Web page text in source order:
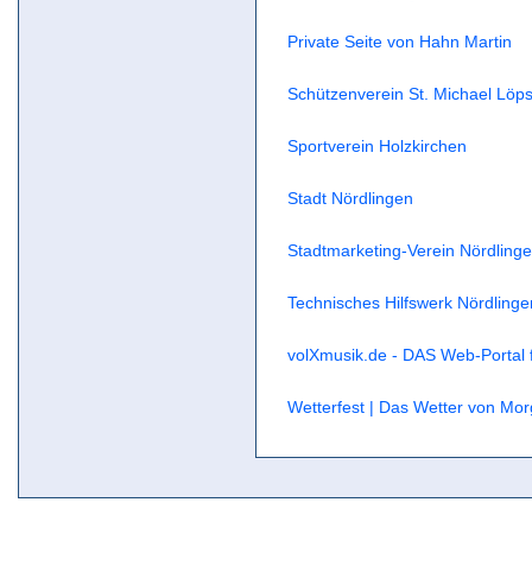
Private Seite von Hahn Martin
Schützenverein St. Michael
Sportverein Holzkirchen
Stadt Nördlingen
Stadtmarketing-Verein
Technisches Hilfswerk
volXmusik.de - DAS Web-
Wetterfest | Das Wetter von